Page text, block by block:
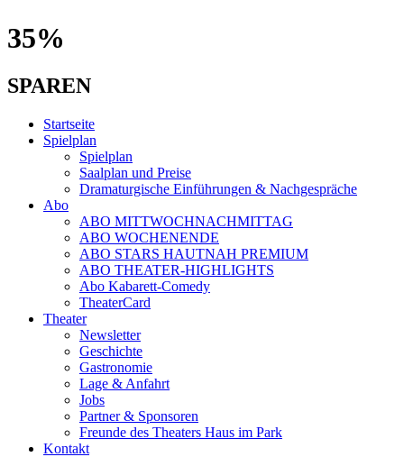
35%
SPAREN
Startseite
Spielplan
Spielplan
Saalplan und Preise
Dramaturgische Einführungen & Nachgespräche
Abo
ABO MITTWOCHNACHMITTAG
ABO WOCHENENDE
ABO STARS HAUTNAH PREMIUM
ABO THEATER-HIGHLIGHTS
Abo Kabarett-Comedy
TheaterCard
Theater
Newsletter
Geschichte
Gastronomie
Lage & Anfahrt
Jobs
Partner & Sponsoren
Freunde des Theaters Haus im Park
Kontakt